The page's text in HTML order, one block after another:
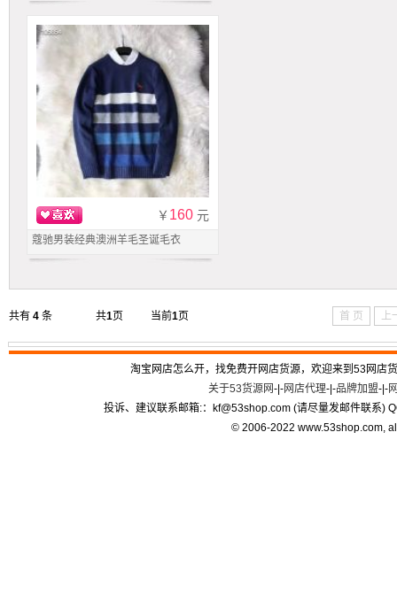
￥ 160 元
蔻驰男装经典澳洲羊毛圣诞毛衣
共有 4 条 共1页 当前1页 首 页 上
淘宝网店怎么开，找免费开网店货源，欢迎来到53网店
关于53货源网-|-网店代理-|-品牌加盟-|-
投诉、建议联系邮箱:：kf@53shop.com (请尽量发邮件联系)
© 2006-2022 www.53shop.com,